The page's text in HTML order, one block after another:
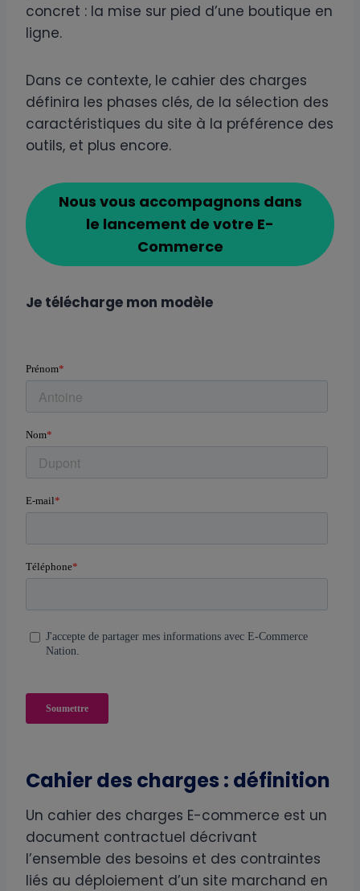
concret : la mise sur pied d’une boutique en
ligne.
Dans ce contexte, le cahier des charges
définira les phases clés, de la sélection des
caractéristiques du site à la préférence des
outils, et plus encore.
Nous vous accompagnons dans
le lancement de votre E-
Commerce
Je télécharge mon modèle
Cahier des charges : définition
Un cahier des charges E-commerce est un
document contractuel décrivant
l’ensemble des besoins et des contraintes
liés au déploiement d’un site marchand en